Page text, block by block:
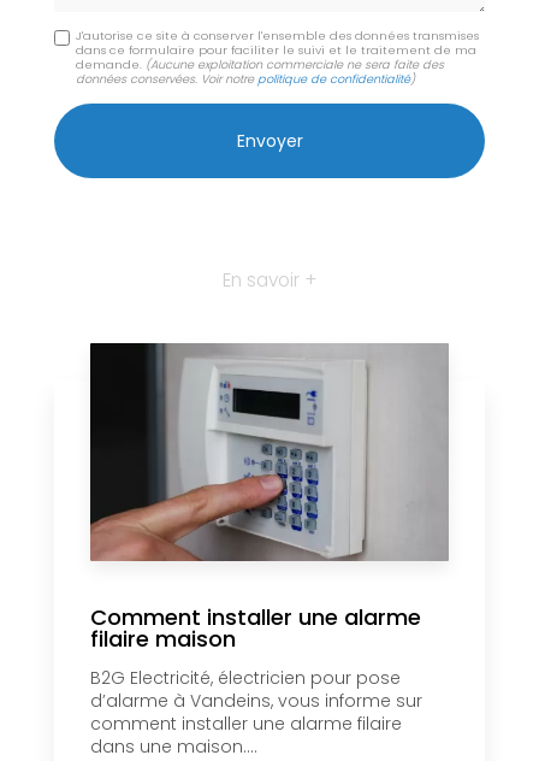
J'autorise ce site à conserver l'ensemble des données transmises
dans ce formulaire pour faciliter le suivi et le traitement de ma
demande. (Aucune exploitation commerciale ne sera faite des
données conservées. Voir notrepolitique de confidentialité)
En savoir +
Comment installer une alarme
filaire maison
B2G Electricité, électricien pour pose
d’alarme à Vandeins, vous informe sur
comment installer une alarme filaire
dans une maison....